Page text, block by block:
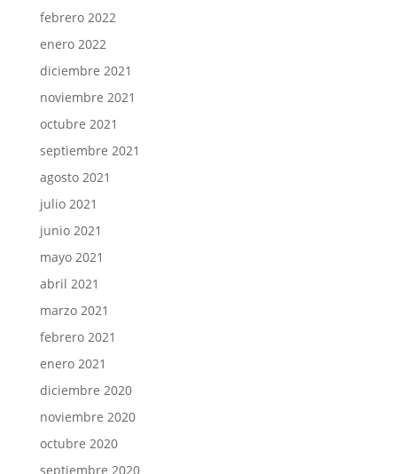
febrero 2022
enero 2022
diciembre 2021
noviembre 2021
octubre 2021
septiembre 2021
agosto 2021
julio 2021
junio 2021
mayo 2021
abril 2021
marzo 2021
febrero 2021
enero 2021
diciembre 2020
noviembre 2020
octubre 2020
septiembre 2020